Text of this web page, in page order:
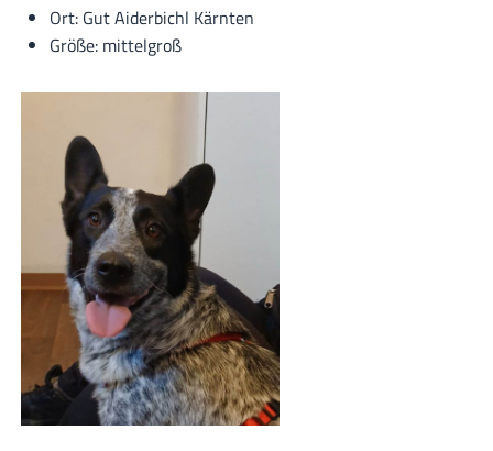
Ort: Gut Aiderbichl Kärnten
Größe: mittelgroß